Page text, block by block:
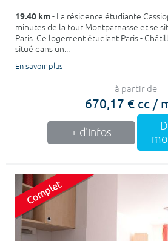
19.40 km- La résidence étudiante
minutes de la tour Montparnasse et se
Paris. Ce logement étudiant Paris -
situé dans un...
En savoir plus
à partir de
670,17 € cc /
+ d'infos